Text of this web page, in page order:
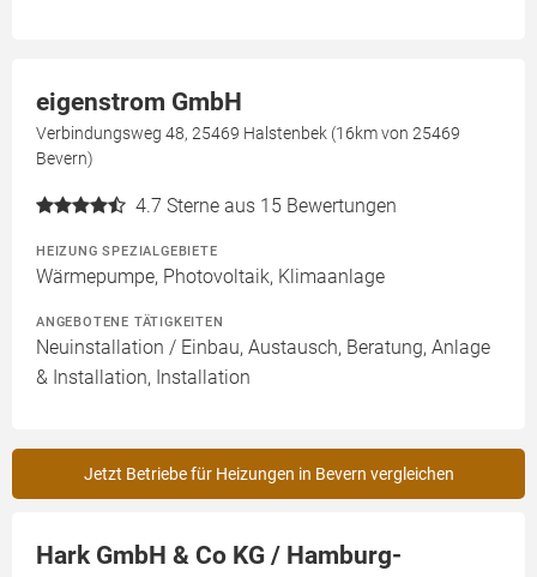
eigenstrom GmbH
Verbindungsweg 48, 25469 Halstenbek (16km von 25469
Bevern)
4.7 Sterne aus 15 Bewertungen
HEIZUNG SPEZIALGEBIETE
Wärmepumpe, Photovoltaik, Klimaanlage
ANGEBOTENE TÄTIGKEITEN
Neuinstallation / Einbau, Austausch, Beratung, Anlage
& Installation, Installation
Jetzt Betriebe für Heizungen in Bevern vergleichen
Hark GmbH & Co KG / Hamburg-